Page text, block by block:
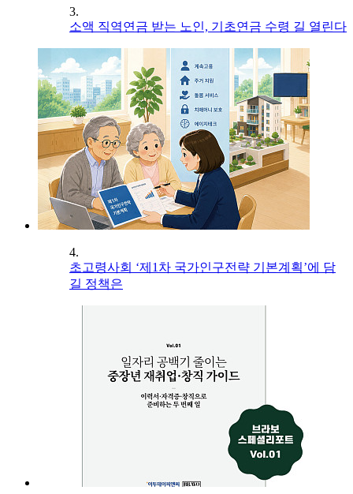
3.
소액 직역연금 받는 노인, 기초연금 수령 길 열린다
4.
초고령사회 ‘제1차 국가인구전략 기본계획’에 담
길 정책은